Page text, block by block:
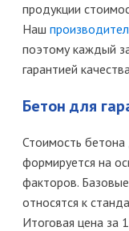
продукции
Наш
поэтому каждый
гарантией
Бетон для
Стоимость бетона
формируется на
факторов. Базовые
относятся к
Итоговая цена за